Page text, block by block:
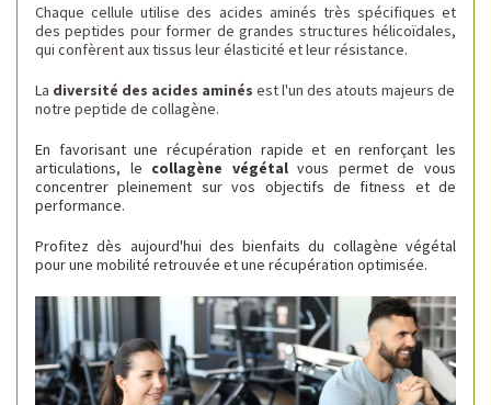
Chaque cellule utilise des acides aminés très spécifiques et
des peptides pour former de grandes structures hélicoïdales,
qui confèrent aux tissus leur élasticité et leur résistance.
La diversité des acides aminés est l'un des atouts majeurs de
notre peptide de collagène.
En favorisant une récupération rapide et en renforçant les
articulations, le collagène végétalvous permet de vous
concentrer pleinement sur vos objectifs de fitness et de
performance.
Profitez dès aujourd'hui des bienfaits du collagène végétal
pour une mobilité retrouvée et une récupération optimisée.